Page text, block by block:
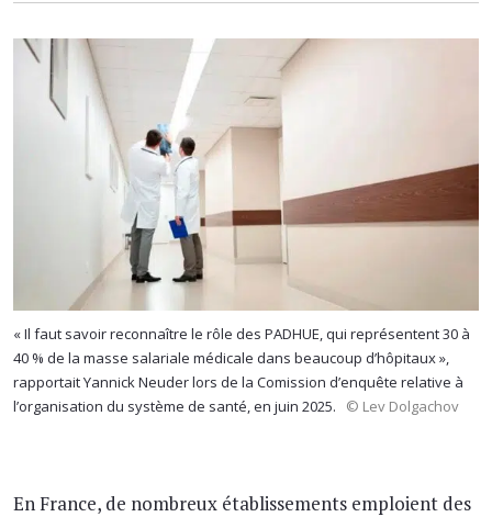
« Il faut savoir reconnaître le rôle des PADHUE, qui représentent 30 à
40 % de la masse salariale médicale dans beaucoup d’hôpitaux »,
rapportait Yannick Neuder lors de la Comission d’enquête relative à
l’organisation du système de santé, en juin 2025.
© Lev Dolgachov
En France, de nombreux établissements emploient des